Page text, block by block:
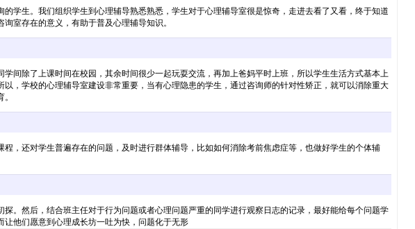
学生。我们组织学生到心理辅导熟悉熟悉，学生对于心理辅导室很是惊奇，走进去看了又看，终于知道
室存在的意义，有助于普及心理辅导知识。
间除了上课时间在校园，其余时间很少一起玩耍交流，再加上爸妈平时上班，所以学生生活方式基本上
，学校的心理辅导室建设非常重要，当有心理隐患的学生，通过咨询师的针对性矫正，就可以消除重大
，还对学生普遍存在的问题，及时进行群体辅导，比如如何消除考前焦虑症等，也做好学生的个体辅
。然后，结合班主任对于行为问题或者心理问题严重的同学进行观察日志的记录，最好能给每个问题学
他们愿意到心理成长坊一吐为快，问题化于无形